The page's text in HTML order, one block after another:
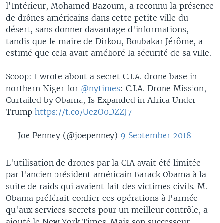
l'Intérieur, Mohamed Bazoum, a reconnu la présence
de drônes américains dans cette petite ville du
désert, sans donner davantage d'informations,
tandis que le maire de Dirkou, Boubakar Jérôme, a
estimé que cela avait amélioré la sécurité de sa ville.
Scoop: I wrote about a secret C.I.A. drone base in
northern Niger for @nytimes: C.I.A. Drone Mission,
Curtailed by Obama, Is Expanded in Africa Under
Trump https://t.co/UezO0DZZJ7
— Joe Penney (@joepenney) 9 September 2018
L'utilisation de drones par la CIA avait été limitée
par l'ancien président américain Barack Obama à la
suite de raids qui avaient fait des victimes civils. M.
Obama préférait confier ces opérations à l'armée
qu'aux services secrets pour un meilleur contrôle, a